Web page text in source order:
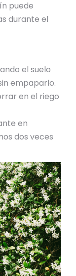
puede
durante el
el suelo
empaparlo.
en el riego
en
dos veces